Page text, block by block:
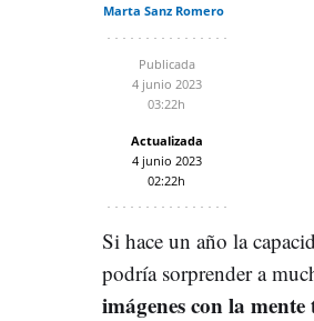
Marta Sanz Romero
Publicada
4 junio 2023
03:22h
Actualizada
4 junio 2023
02:22h
Si hace un año la
podría sorprender a
imágenes con la